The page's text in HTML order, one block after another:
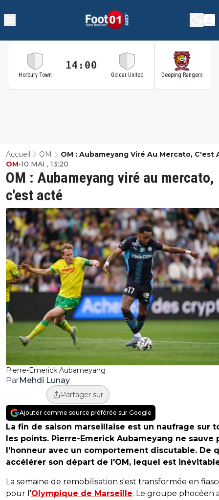
Horbury Town
14:00
Golcar United Deeping Rangers
Accueil OM OM : Aubameyang Viré Au Mercato, C'est
Pierre-Emerick Aubameyang
OM : Aubameyang viré au mercato,
c'est acté
OM•10 MAI , 13:20
ParMehdi Lunay
Partager sur
Ajouter comme source préférée sur Google
La fin de saison marseillaise est un naufrage sur
les points. Pierre-Emerick Aubameyang ne sauve
l'honneur avec un comportement discutable. De
accélérer son départ de l'OM, lequel est
La semaine de remobilisation s'est transformée en
pour l'Olympique de Marseille. Le groupe phocéen